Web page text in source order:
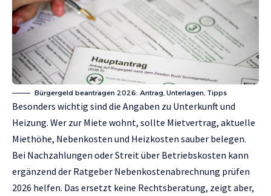
Bürgergeld beantragen 2026: Antrag, Unterlagen, Tipps
Besonders wichtig sind die Angaben zu Unterkunft und
Heizung. Wer zur Miete wohnt, sollte Mietvertrag, aktuelle
Miethöhe, Nebenkosten und Heizkosten sauber belegen.
Bei Nachzahlungen oder Streit über Betriebskosten kann
ergänzend der Ratgeber Nebenkostenabrechnung prüfen
2026 helfen. Das ersetzt keine Rechtsberatung, zeigt aber,